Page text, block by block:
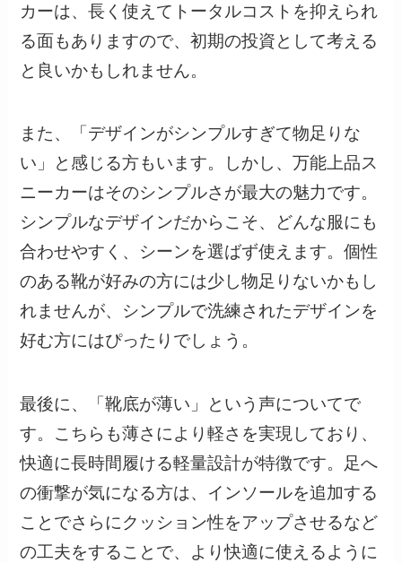
カーは、長く使えてトータルコストを抑えられ
る面もありますので、初期の投資として考える
と良いかもしれません。
また、「デザインがシンプルすぎて物足りな
い」と感じる方もいます。しかし、万能上品ス
ニーカーはそのシンプルさが最大の魅力です。
シンプルなデザインだからこそ、どんな服にも
合わせやすく、シーンを選ばず使えます。個性
のある靴が好みの方には少し物足りないかもし
れませんが、シンプルで洗練されたデザインを
好む方にはぴったりでしょう。
最後に、「靴底が薄い」という声についてで
す。こちらも薄さにより軽さを実現しており、
快適に長時間履ける軽量設計が特徴です。足へ
の衝撃が気になる方は、インソールを追加する
ことでさらにクッション性をアップさせるなど
の工夫をすることで、より快適に使えるように